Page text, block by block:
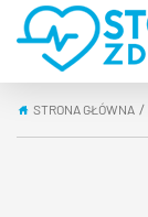
STRONA GŁÓWNA |